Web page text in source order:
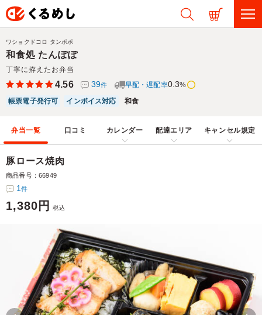
和食処 たんぽぽ
丁寧に拵えたお弁当
ワショクドコロ タンポポ
4.56 39件 早配・遅配率0.3%
帳票電子発行可
インボイス対応 和食
弁当一覧 口コミ カレンダー 配達エリア キャンセル規定
豚ロース焼肉
商品番号：66949
1件
1,380円 税込